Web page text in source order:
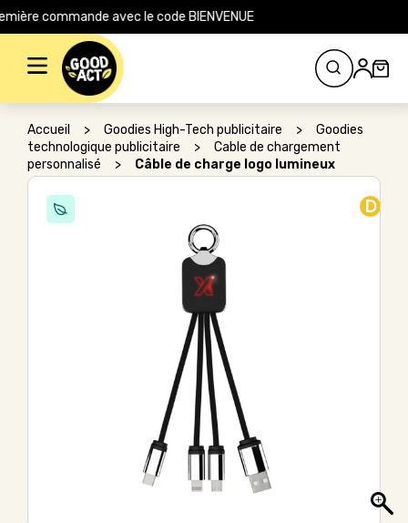
pour votre première commande avec le code BIENVENUE
Rechercher :
Accueil > Goodies High-Tech publicitaire >
Goodies
technologique publicitaire
>
Cable de chargement
personnalisé
> Câble de charge logo lumineux
D